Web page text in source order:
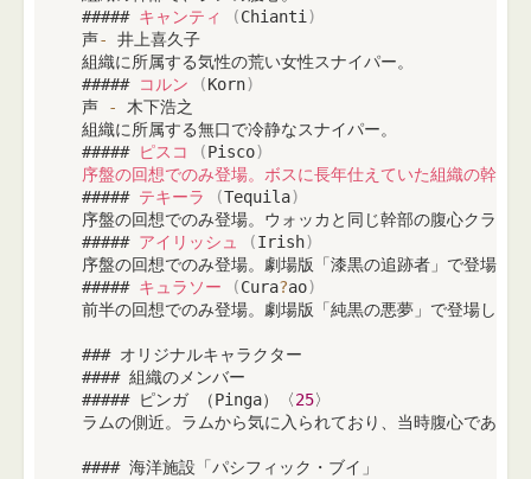
##### キャンティ (Chianti )
声-
井上喜久子
組織に所属する気性の荒い女性スナイパー。
##### コルン (Korn)
声
-
木下浩之
組織に所属する無口で冷静なスナイパー。
##### ピスコ (Pisco)
序盤の回想でのみ登場。ボスに長年仕えていた組織の幹部
##### テキーラ (Tequila)
序盤の回想でのみ登場。ウォッカと同じ幹部の腹心クラス
##### アイリッシュ (Irish)
序盤の回想でのみ登場。劇場版「漆黒の追跡者」で登場し
##### キュラソー (Cura?ao)
前半の回想でのみ登場。劇場版「純黒の悪夢」で登場した
### オリジナルキャラクター
#### 組織のメンバー
##### ピンガ （Pinga）〈25〉
ラムの側近。ラムから気に入られており、当時腹心であっ
#### 海洋施設「パシフィック・ブイ」